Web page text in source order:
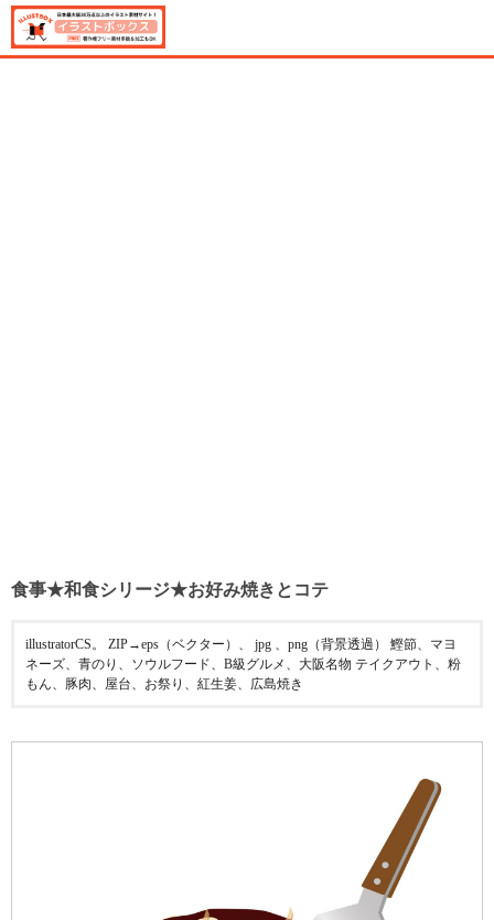
食事★和食シリージ★お好み焼きとコテ
illustratorCS。 ZIP→eps（ベクター）、 jpg 、png（背景透過） 鰹節、マヨ
ネーズ、青のり、ソウルフード、B級グルメ、大阪名物 テイクアウト、粉
もん、豚肉、屋台、お祭り、紅生姜、広島焼き